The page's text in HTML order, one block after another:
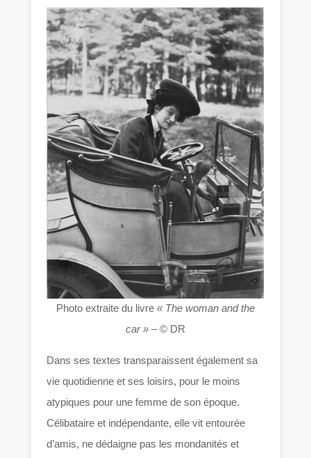
Photo extraite du livre « The woman and the
car » – © DR
Dans ses textes transparaissent également sa
vie quotidienne et ses loisirs, pour le moins
atypiques pour une femme de son époque.
Célibataire et indépendante, elle vit entourée
d’amis, ne dédaigne pas les mondanités et